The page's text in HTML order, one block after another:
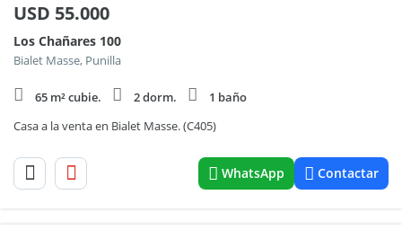
USD 55.000
Los Chañares 100
Bialet Masse, Punilla
65 m² cubie. 2 dorm.
1 baño
Casa a la venta en Bialet Masse. (C405)
WhatsApp Contactar